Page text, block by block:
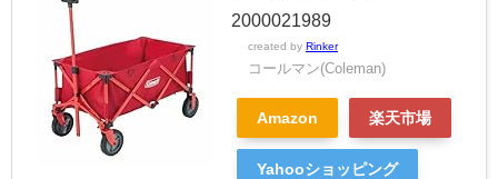
2000021989
created by Rinker
コールマン(Coleman)
Amazon 楽天市場
Yahooショッピング